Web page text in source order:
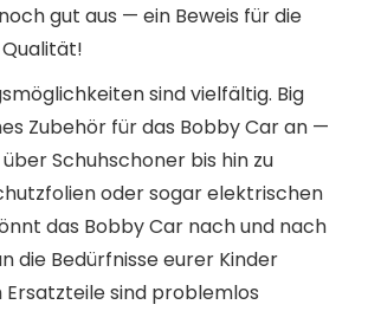
gut aus — ein Beweis für die
sind vielfältig. Big
Zubehör für das Bobby Car an —
Schuhschoner bis hin zu
oder sogar elektrischen
das Bobby Car nach und nach
die Bedürfnisse eurer Kinder
Ersatzteile sind problemlos